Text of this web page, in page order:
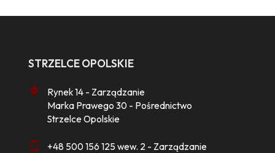
STRZELCE OPOLSKIE
Rynek 14 - Zarządzanie
Marka Prawego 30 - Pośrednictwo
Strzelce Opolskie
+48 500 156 125 wew. 2 - Zarządzanie